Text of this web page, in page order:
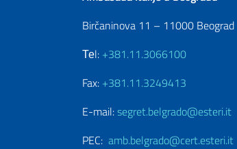
Birčaninova 11 – 11000 Beograd
Теl: +381.11.3066100
Fax: +381.11.3249413
E-mail:segret.belgrado@esteri.it
PEC: amb.belgrado@cert.esteri.it